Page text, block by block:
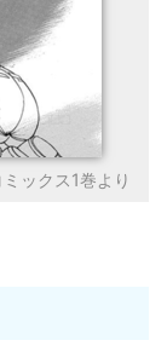
ックス1巻より